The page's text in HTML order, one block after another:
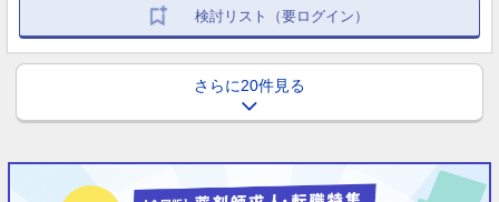
検討リスト（要ログイン）
さらに20件見る